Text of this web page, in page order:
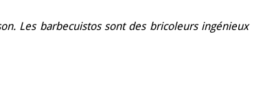
Les barbecuistos sont des bricoleurs ingénieux